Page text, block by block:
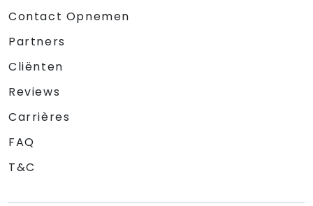
Contact Opnemen
Partners
Cliënten
Reviews
Carrières
FAQ
T&C